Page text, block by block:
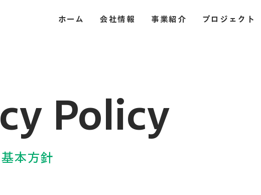
ホーム 会社情報 事業紹介 プロジェクト
Policy
本方針